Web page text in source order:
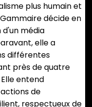
plus humain et
décide en
média
elle a
différentes
près de quatre
entend
de
respectueux de